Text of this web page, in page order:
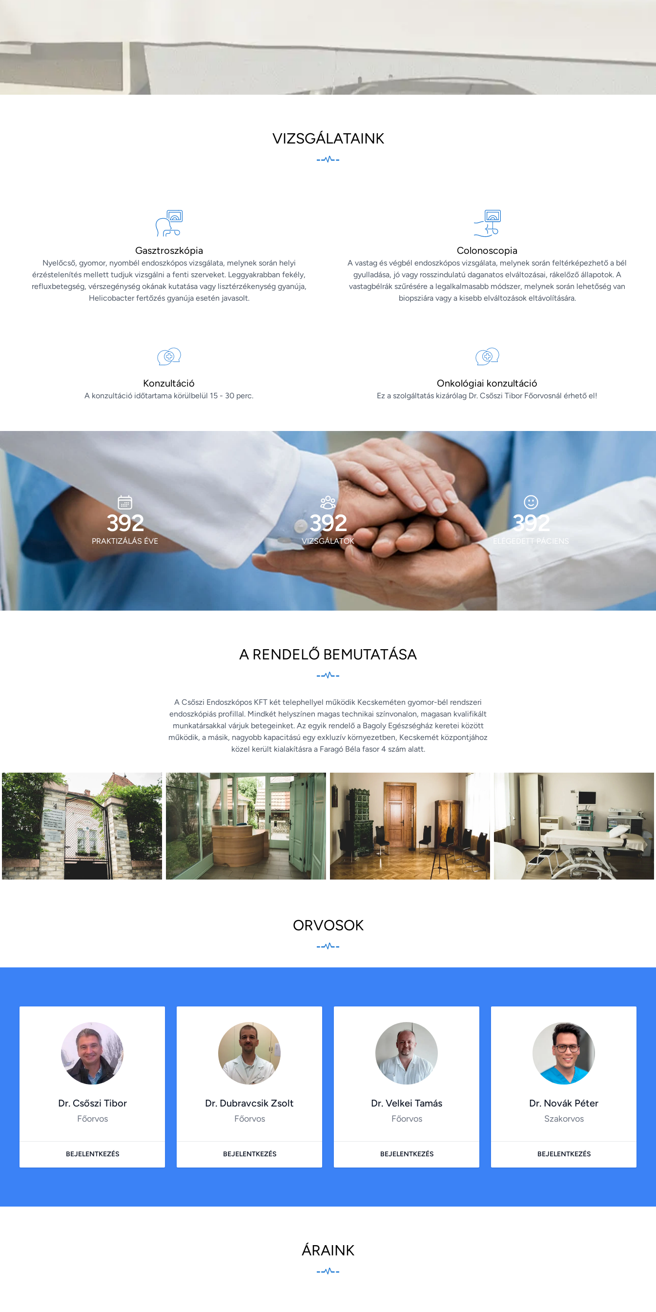
VIZSGÁLATAINK
Gasztroszkópia
Nyelőcső, gyomor, nyombél endoszkópos vizsgálata, melynek során helyi
érzéstelenítés mellett tudjuk vizsgálni a fenti szerveket. Leggyakrabban fekély,
refluxbetegség, vérszegénység okának kutatása vagy lisztérzékenység gyanúja,
Helicobacter fertőzés gyanúja esetén javasolt.
Colonoscopia
A vastag és végbél endoszkópos vizsgálata, melynek során feltérképezhető a bél
gyulladása, jó vagy rosszindulatú daganatos elváltozásai, rákelőző állapotok. A
vastagbélrák szűrésére a legalkalmasabb módszer, melynek során lehetőség van
biopsziára vagy a kisebb elváltozások eltávolítására.
Konzultáció
A konzultáció időtartama körülbelül 15 - 30 perc.
Onkológiai konzultáció
Ez a szolgáltatás kizárólag Dr. Csőszi Tibor Főorvosnál érhető el!
518
PRAKTIZÁLÁS ÉVE
518
VIZSGÁLATOK
518
ELÉGEDETT PÁCIENS
A RENDELŐ BEMUTATÁSA
A Csőszi Endoszkópos KFT két telephellyel működik Kecskeméten gyomor-bél rendszeri
endoszkópiás profillal. Mindkét helyszínen magas technikai színvonalon, magasan kvalifikált
munkatársakkal várjuk betegeinket. Az egyik rendelő a Bagoly Egészségház keretei között
működik, a másik, nagyobb kapacitású egy exkluzív környezetben, Kecskemét központjához
közel került kialakításra a Faragó Béla fasor 4 szám alatt.
ORVOSOK
Dr. Csőszi Tibor
Főorvos
BEJELENTKEZÉS
Dr. Dubravcsik Zsolt
Főorvos
BEJELENTKEZÉS
Dr. Velkei Tamás
Főorvos
BEJELENTKEZÉS
Dr. Novák Péter
Szakorvos
BEJELENTKEZÉS
ÁRAINK